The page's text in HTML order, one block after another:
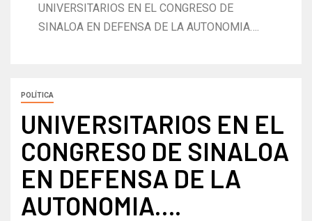
UNIVERSITARIOS EN EL CONGRESO DE
SINALOA EN DEFENSA DE LA AUTONOMIA….
POLÍTICA
UNIVERSITARIOS EN EL
CONGRESO DE SINALOA
EN DEFENSA DE LA
AUTONOMIA….